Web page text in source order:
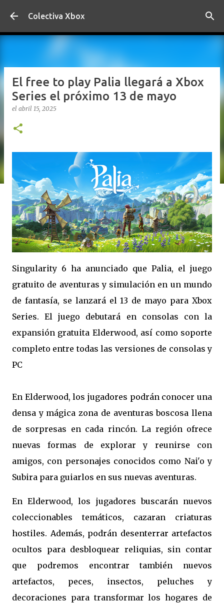
Ir al contenido principal
Colectiva Xbox
El free to play Palia llegará a Xbox
Series el próximo 13 de mayo
el abril 15, 2025
Singularity 6 ha anunciado que Palia, el juego
gratuito de aventuras y simulación en un mundo
de fantasía, se lanzará el 13 de mayo para Xbox
Series. El juego debutará en consolas con la
expansión gratuita Elderwood, así como soporte
completo entre todas las versiones de consolas y
PC
En Elderwood, los jugadores podrán conocer una
densa y mágica zona de aventuras boscosa llena
de sorpresas en cada rincón. La región ofrece
nuevas formas de explorar y reunirse con
amigos, con personajes conocidos como Nai'o y
Subira para guiarlos en sus nuevas aventuras.
En Elderwood, los jugadores buscarán nuevos
coleccionables temáticos, cazaran criaturas
hostiles. Además, podrán desenterrar artefactos
ocultos para desbloquear reliquias, sin contar
que podremos encontrar también nuevos
artefactos, peces, insectos, peluches y
decoraciones para transformar los hogares de